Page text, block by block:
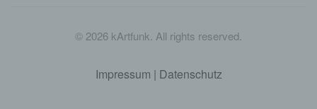
© 2026 kArtfunk. All rights reserved.
Impressum | Datenschutz